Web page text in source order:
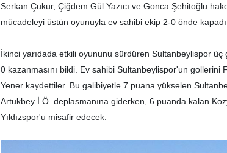
Serkan Çukur, Çiğdem Gül Yazıcı ve Gonca Şehitoğlu
mücadeleyi üstün oyunuyla ev sahibi ekip 2-0 önde kapadı.
İkinci yarıdada etkili oyununu sürdüren Sultanbeylispor
0 kazanmasını bildi. Ev sahibi Sultanbeylispor'un gollerini
Yener kaydettiler. Bu galibiyetle 7 puana yükselen
Artukbey İ.Ö. deplasmanına giderken, 6 puanda kalan
Yıldızspor'u misafir edecek.